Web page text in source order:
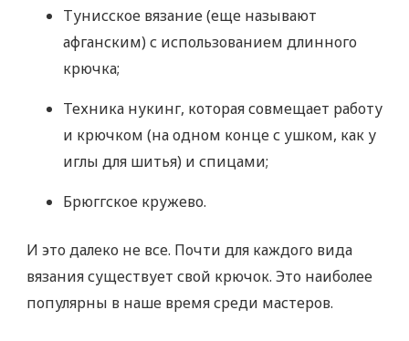
Тунисское вязание (еще называют
афганским) с использованием длинного
крючка;
Техника нукинг, которая совмещает работу
и крючком (на одном конце с ушком, как у
иглы для шитья) и спицами;
Брюггское кружево.
И это далеко не все. Почти для каждого вида
вязания существует свой крючок. Это наиболее
популярны в наше время среди мастеров.